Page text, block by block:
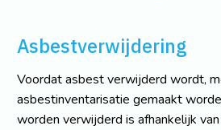
Asbestverwijdering
Voordat asbest verwijderd wordt,
asbestinventarisatie gemaakt
worden verwijderd is afhankelijk